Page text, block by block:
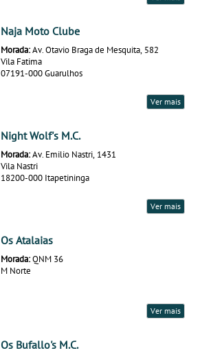
Naja Moto Clube
Morada:Av. Otavio Braga de Mesquita, 582
Vila Fatima
07191-000 Guarulhos
Ver mais
Night Wolf's M.C.
Morada:Av. Emilio Nastri, 1431
Vila Nastri
18200-000 Itapetininga
Ver mais
Os Atalaias
Morada:QNM 36
M Norte
Ver mais
Os Bufallo's M.C.